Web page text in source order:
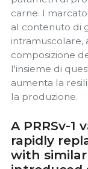
carne. I
al contenuto di
intramuscolare,
composizione
l'insieme di
aumenta la
la produzione.
A PRRSv-
rapidly
with